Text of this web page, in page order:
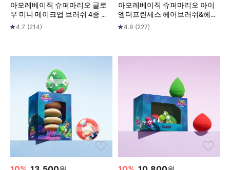
아모레베이직 슈퍼마리오 글로
우 미니 메이크업 브러쉬 4종 키
트 4.7 (214)
아모레베이직 슈퍼마리오 아이
엠더프린세스 헤어브러쉬&헤어
롤 4.9 (227)